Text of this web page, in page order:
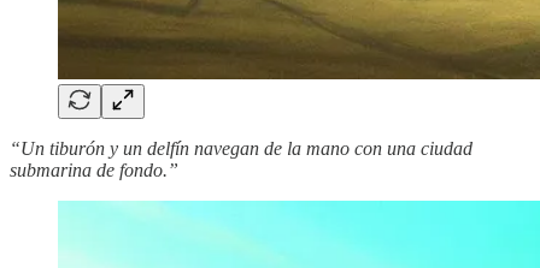
“Un tiburón y un delfín navegan de la mano con una ciudad
submarina de fondo.”